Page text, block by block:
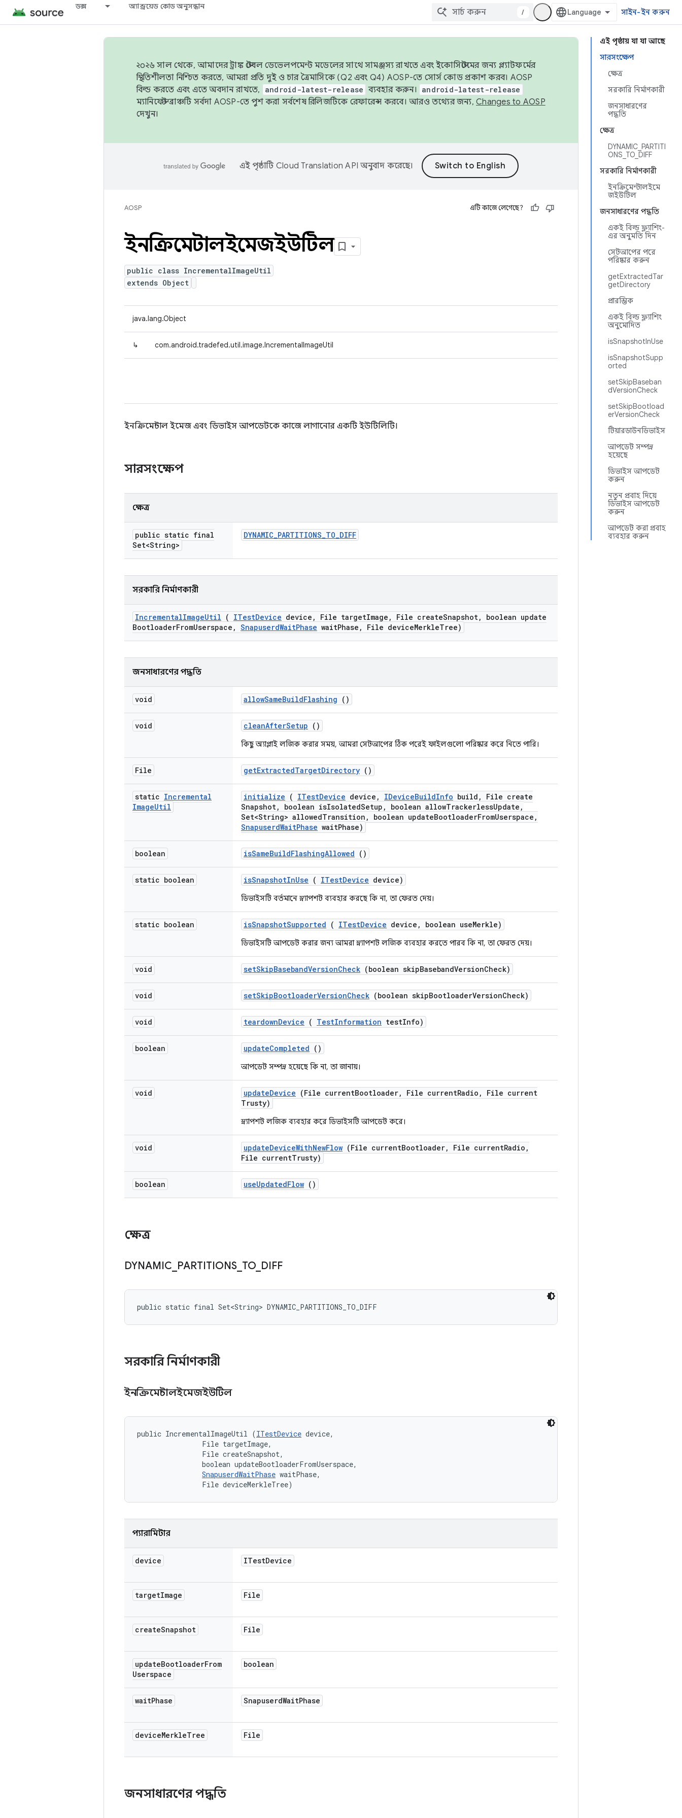
ডক্স অ্যান্ড্রয়েড কোড অনুসন্ধান
/ সাইন-ইন করুন
এই পৃষ্ঠায় যা যা আছে
সারসংক্ষেপ
ক্ষেত্র
সরকারি নির্মাণকারী
জনসাধারণের
পদ্ধতি
ক্ষেত্র
DYNAMIC_PARTITI
ONS_TO_DIFF
সরকারি নির্মাণকারী
ইনক্রিমেন্টালইমে
জইউটিল
জনসাধারণের পদ্ধতি
একই বিল্ড ফ্ল্যাশিং-
এর অনুমতি দিন
সেটআপের পরে
পরিষ্কার করুন
getExtractedTar
getDirectory
প্রারম্ভিক
একই বিল্ড ফ্ল্যাশিং
অনুমোদিত
isSnapshotInUse
isSnapshotSupp
orted
setSkipBaseban
dVersionCheck
setSkipBootload
erVersionCheck
টিয়ারডাউনডিভাইস
আপডেট সম্পন্ন
হয়েছে
ডিভাইস আপডেট
করুন
নতুন প্রবাহ দিয়ে
ডিভাইস আপডেট
করুন
আপডেট করা প্রবাহ
ব্যবহার করুন
২০২৬ সাল থেকে, আমাদের ট্রাঙ্ক স্টেবল ডেভেলপমেন্ট মডেলের সাথে সামঞ্জস্য রাখতে এবং ইকোসিস্টেমের জন্য প্ল্যাটফর্মের
স্থিতিশীলতা নিশ্চিত করতে, আমরা প্রতি দুই ও চার ত্রৈমাসিকে (Q2 এবং Q4) AOSP-তে সোর্স কোড প্রকাশ করব। AOSP
বিল্ড করতে এবং এতে অবদান রাখতে,
android-latest-release ব্যবহার করুন। android-latest-release
ম্যানিফেস্ট ব্রাঞ্চটি সর্বদা AOSP-তে পুশ করা সর্বশেষ রিলিজটিকে রেফারেন্স করবে। আরও তথ্যের জন্য, Changes to AOSP
দেখুন।
এই পৃষ্ঠাটি Cloud Translation API অনুবাদ করেছে।
AOSP এটি কাজে লেগেছে?
ইনক্রিমেন্টালইমেজইউটিল
public class IncrementalImageUtil
extends Object
java.lang.Object
↳ com.android.tradefed.util.image.IncrementalImageUtil
ইনক্রিমেন্টাল ইমেজ এবং ডিভাইস আপডেটকে কাজে লাগানোর একটি ইউটিলিটি।
সারসংক্ষেপ
ক্ষেত্র
public static final
Set<String>
DYNAMIC_PARTITIONS_TO_DIFF
সরকারি নির্মাণকারী
IncrementalImageUtil ( ITestDevice device , File targetImage , File createSnapshot,
boolean update
BootloaderFromUserspace , SnapuserdWaitPhase waitPhase , File deviceMerkleTree)
জনসাধারণের পদ্ধতি
void allowSameBuildFlashing ()
void cleanAfterSetup ()
কিছু অ্যাপ্লাই লজিক করার সময়, আমরা সেটআপের ঠিক পরেই ফাইলগুলো পরিষ্কার করে নিতে পারি।
File getExtractedTargetDirectory ()
static Incremental
ImageUtil
initialize ( ITestDevice device , IDeviceBuildInfo build ,
File create
Snapshot, boolean isIsolatedSetup , boolean allowTrackerlessUpdate ,
Set<String> allowedTransition , boolean updateBootloaderFromUserspace ,
SnapuserdWaitPhase waitPhase)
boolean isSameBuildFlashingAllowed ()
static boolean isSnapshotInUse ( ITestDevice device)
ডিভাইসটি বর্তমানে স্ন্যাপশট ব্যবহার করছে কি না, তা ফেরত দেয়।
static boolean isSnapshotSupported ( ITestDevice device , boolean useMerkle)
ডিভাইসটি আপডেট করার জন্য আমরা স্ন্যাপশট লজিক ব্যবহার করতে পারব কি না, তা ফেরত দেয়।
void setSkipBasebandVersionCheck (boolean skipBasebandVersionCheck)
void setSkipBootloaderVersionCheck (boolean skipBootloaderVersionCheck)
void teardownDevice ( TestInformation testInfo)
boolean updateCompleted ()
আপডেট সম্পন্ন হয়েছে কি না, তা জানায়।
void updateDevice (File currentBootloader, File currentRadio ,
File current
Trusty)
স্ন্যাপশট লজিক ব্যবহার করে ডিভাইসটি আপডেট করে।
void updateDeviceWithNewFlow (File currentBootloader, File currentRadio ,
File currentTrusty)
boolean useUpdatedFlow ()
ক্ষেত্র
DYNAMIC PARTITIONS TO DIFF
public static final Set<String> DYNAMIC_PARTITIONS_TO_DIFF
সরকারি নির্মাণকারী
ইনক্রিমেন্টালইমেজইউটিল
public IncrementalImageUtil (ITestDevice device,
                File targetImage,
                File createSnapshot,
                boolean updateBootloaderFromUserspace,
SnapuserdWaitPhase waitPhase,
                File deviceMerkleTree)
প্যারামিটার
device ITestDevice
targetImage File
createSnapshot File
updateBootloaderFrom
Userspace
boolean
waitPhase SnapuserdWaitPhase
deviceMerkleTree File
জনসাধারণের পদ্ধতি